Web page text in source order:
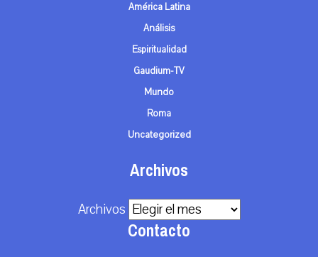
América Latina
Análisis
Espiritualidad
Gaudium-TV
Mundo
Roma
Uncategorized
Archivos
Archivos
Contacto